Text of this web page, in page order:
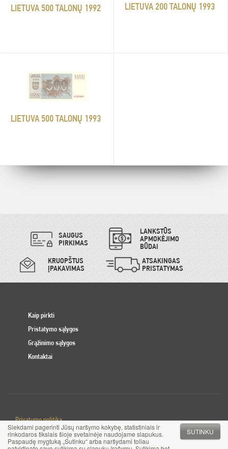
Siekdami pagerinti Jūsų naršymo kokybę, statistiniais ir
rinkodaros tikslais šioje svetainėje naudojame slapukus.
Paspaudę mygtuką „Sutinku“ arba naršydami toliau
SUTINKU
LIETUVA 500 TALONŲ 1992 LIETUVA 200 TALONŲ 1993
LIETUVA 500 TALONŲ 1993
SAUGUS
PIRKIMAS
LANKSTŪS
APMOKĖJIMO
BŪDAI
KRUOPŠTUS
ĮPAKAVIMAS
ATSAKINGAS
PRISTATYMAS
Kaip pirkti
Pristatymo sąlygos
Grąžinimo sąlygos
Kontaktai
Privatumo politika
Slapuku politika